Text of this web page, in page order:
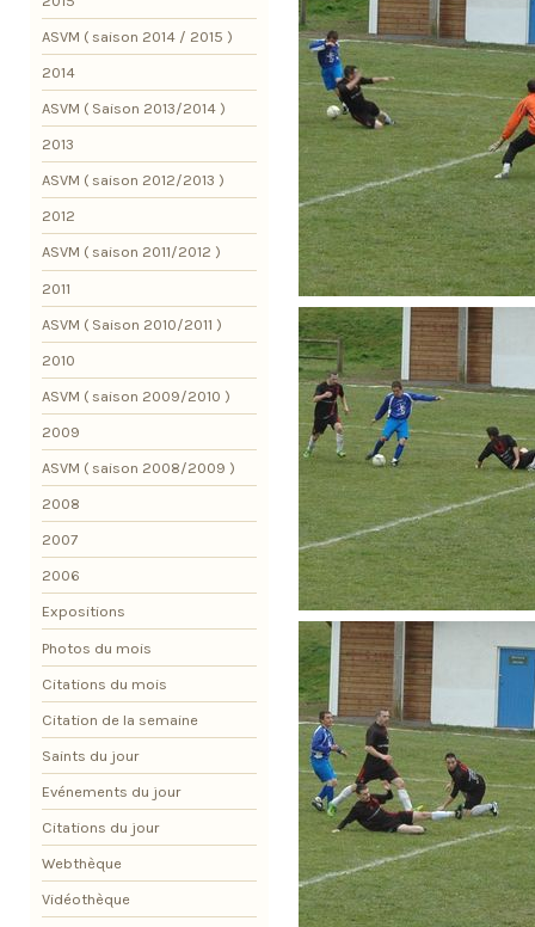
ASVM ( saison 2014 / 2015 )
2014
ASVM ( Saison 2013/2014 )
2013
ASVM ( saison 2012/2013 )
2012
ASVM ( saison 2011/2012 )
2011
ASVM ( Saison 2010/2011 )
2010
ASVM ( saison 2009/2010 )
2009
ASVM ( saison 2008/2009 )
2008
2007
2006
Expositions
Photos du mois
Citations du mois
Citation de la semaine
Saints du jour
Evénements du jour
Citations du jour
Webthèque
Vidéothèque